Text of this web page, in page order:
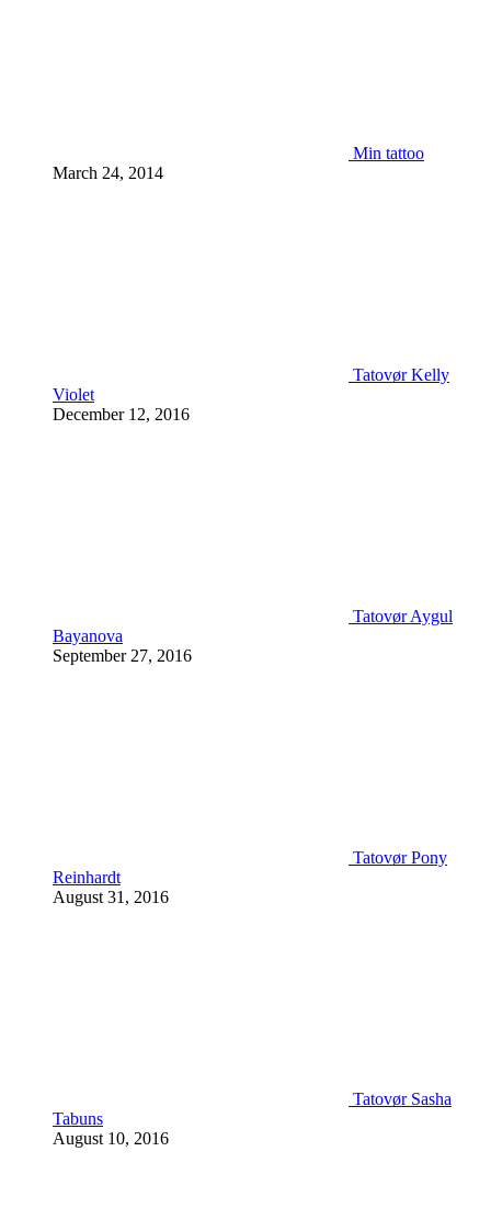
Min tattoo
March 24, 2014
Tatovør Kelly
Violet
December 12, 2016
Tatovør Aygul
Bayanova
September 27, 2016
Tatovør Pony
Reinhardt
August 31, 2016
Tatovør Sasha
Tabuns
August 10, 2016